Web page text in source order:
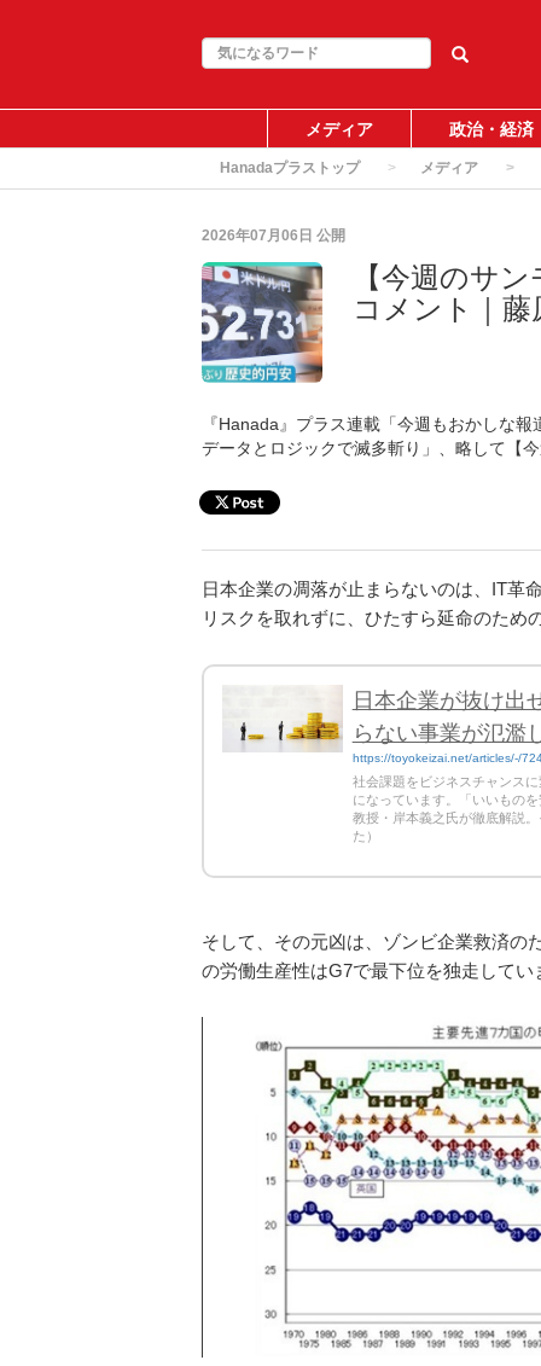
メディア 政治・経済
Hanadaプラストップ メディア
2026年07月06日 公開
【今週のサ
コメント｜
『Hanada』プラス連載「今週もおかしな
データとロジックで滅多斬り」、略して【
日本企業の凋落が止まらないのは、IT革
リスクを取れずに、ひたすら延命のため
日本企業が抜け出
らない事業が氾濫
https://toyokeizai.net/articles/-/
社会課題をビジネスチャンス
になっています。「いいもの
教授・岸本義之氏が徹底解説
た）
そして、その元凶は、ゾンビ企業救済の
の労働生産性はG7で最下位を独走してい